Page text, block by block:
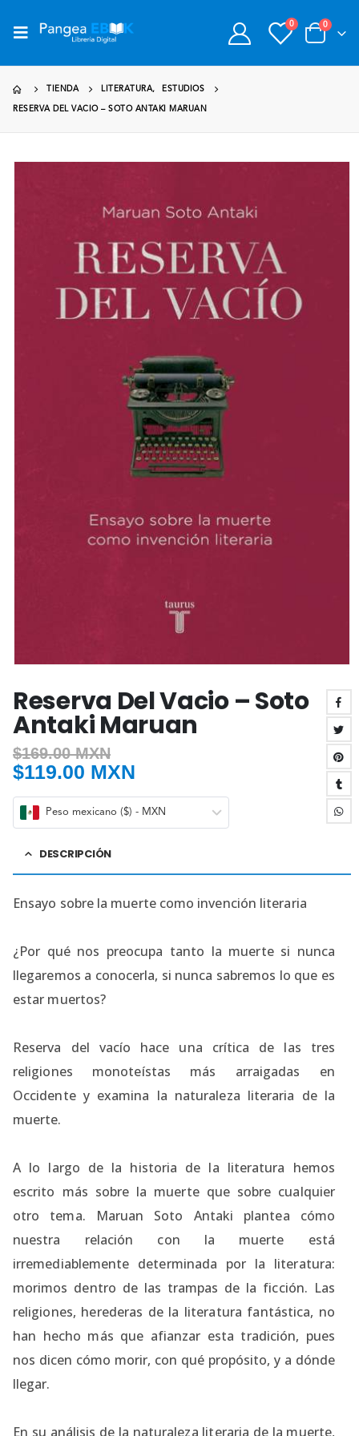
0 0
TIENDA LITERATURA, ESTUDIOS
RESERVA DEL VACIO – SOTO ANTAKI MARUAN
Reserva Del Vacio – Soto
Antaki Maruan
$169.00 MXN
$119.00 MXN
Peso mexicano ($) - MXN
DESCRIPCIÓN
Ensayo sobre la muerte como invención literaria
¿Por qué nos preocupa tanto la muerte si nunca
llegaremos a conocerla, si nunca sabremos lo que es
estar muertos?
Reserva del vacío hace una crítica de las tres
religiones monoteístas más arraigadas en
Occidente y examina la naturaleza literaria de la
muerte.
A lo largo de la historia de la literatura hemos
escrito más sobre la muerte que sobre cualquier
otro tema. Maruan Soto Antaki plantea cómo
nuestra relación con la muerte está
irremediablemente determinada por la literatura:
morimos dentro de las trampas de la ficción. Las
religiones, herederas de la literatura fantástica, no
han hecho más que afianzar esta tradición, pues
nos dicen cómo morir, con qué propósito, y a dónde
llegar.
En su análisis de la naturaleza literaria de la muerte,